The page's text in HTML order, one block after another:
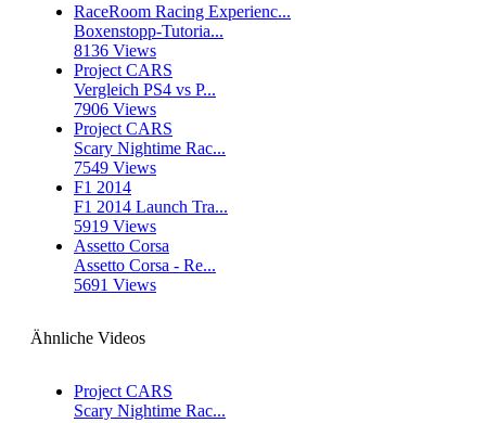
RaceRoom Racing Experienc...
Boxenstopp-Tutoria...
8136 Views
Project CARS
Vergleich PS4 vs P...
7906 Views
Project CARS
Scary Nightime Rac...
7549 Views
F1 2014
F1 2014 Launch Tra...
5919 Views
Assetto Corsa
Assetto Corsa - Re...
5691 Views
Ähnliche Videos
Project CARS
Scary Nightime Rac...